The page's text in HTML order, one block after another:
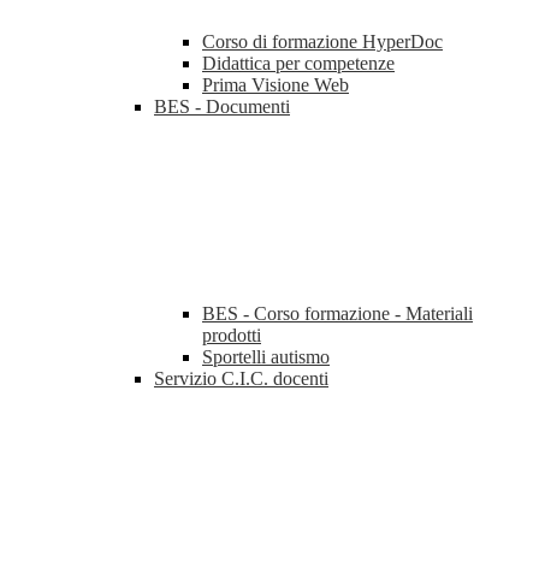
Corso di formazione HyperDoc
Didattica per competenze
Prima Visione Web
BES - Documenti
BES - Corso formazione - Materiali
prodotti
Sportelli autismo
Servizio C.I.C. docenti